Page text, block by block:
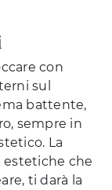
con
sul
battente,
sempre in
La
estetiche che
ti darà la